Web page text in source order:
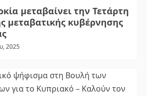
μεταβαίνει την Τετάρτη
μεταβατικής κυβέρνησης
2025